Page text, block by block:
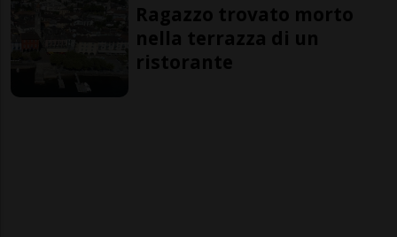
Ragazzo trovato morto
nella terrazza di un
ristorante